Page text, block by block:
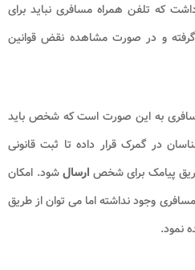
که تلفن همراه مسافری نباید برای
گرفته و در صورت مشاهده نقض قوانین
به این صورت است که شخص باید
در گمرک قرار داده تا ثبت قانونی
پیامک برای شخص ارسالشود. امکان
مسافری وجود نداشته اما می توان از طریق
نمود.